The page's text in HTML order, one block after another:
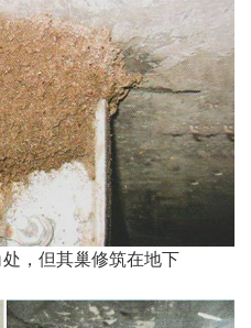
，但其巢修筑在地下